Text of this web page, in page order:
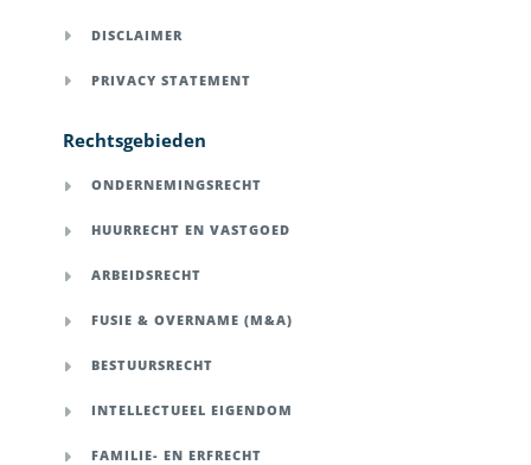
DISCLAIMER
PRIVACY STATEMENT
Rechtsgebieden
ONDERNEMINGSRECHT
HUURRECHT EN VASTGOED
ARBEIDSRECHT
FUSIE & OVERNAME (M&A)
BESTUURSRECHT
INTELLECTUEEL EIGENDOM
FAMILIE- EN ERFRECHT